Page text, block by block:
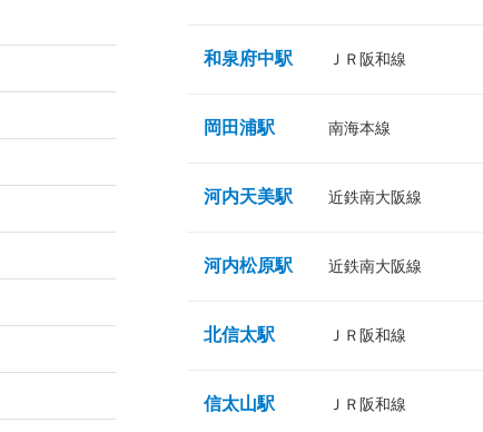
和泉府中駅 ＪＲ阪和線
岡田浦駅 南海本線
河内天美駅 近鉄南大阪線
河内松原駅 近鉄南大阪線
北信太駅 ＪＲ阪和線
信太山駅 ＪＲ阪和線